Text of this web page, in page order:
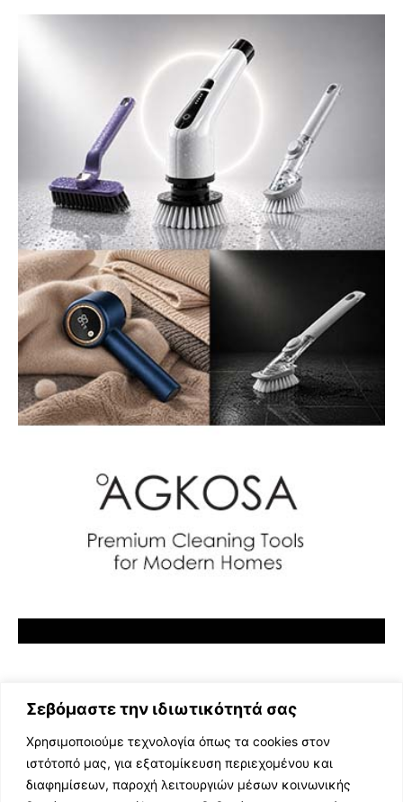
Σεβόμαστε την ιδιωτικότητά σας
Χρησιμοποιούμε τεχνολογία όπως τα cookies στον
ιστότοπό μας, για εξατομίκευση περιεχομένου και
διαφημίσεων, παροχή λειτουργιών μέσων κοινωνικής
ΕΛΛΗΝΙΚΗ ΜΟΥΣΙΚΗ